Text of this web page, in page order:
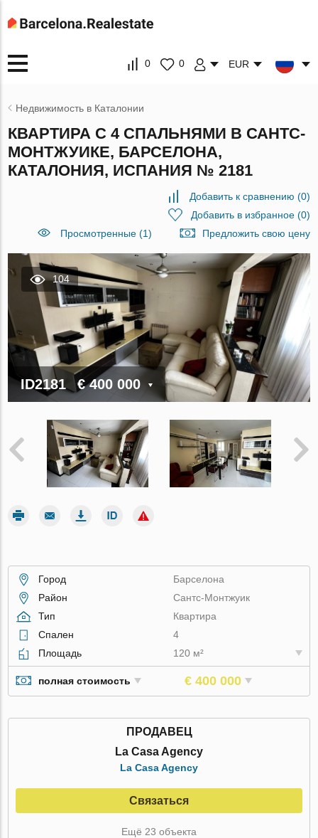
0 0 EUR
Недвижимость в Каталонии
КВАРТИРА С 4 СПАЛЬНЯМИ В САНТС-
МОНТЖУИКЕ, БАРСЕЛОНА,
КАТАЛОНИЯ, ИСПАНИЯ № 2181
Добавить к сравнению (0)
Добавить в избранное(0)
Просмотренные (1)
Предложить свою цену
104
ID2181 € 400 000
Город
Барселона
Район
Сантс-Монтжуик
Тип
Квартира
Спален
4
Площадь
120 м²
полная стоимость € 400 000
ПРОДАВЕЦ
La Casa Agency
La Casa Agency
Связаться
Ещё 23 объекта